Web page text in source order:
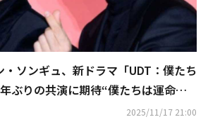
ソンギュ、新ドラマ「UDT：僕たち
ぶりの共演に期待“僕たちは運命に
2025/11/17 21:00